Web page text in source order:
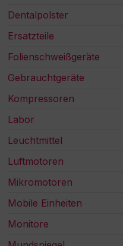
Dentalpolster
Ersatzteile
Folienschweißgeräte
Gebrauchtgeräte
Kompressoren
Labor
Leuchtmittel
Luftmotoren
Mikromotoren
Mobile Einheiten
Monitore